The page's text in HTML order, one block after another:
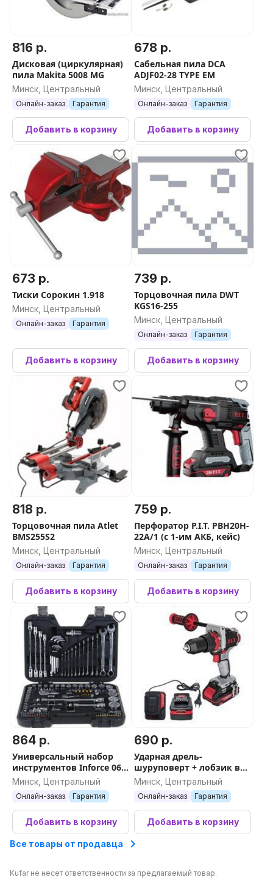
816 р.
Дисковая (циркулярная)
пила Makita 5008 MG
Минск, Центральный
Онлайн-заказ Гарантия
Добавить в корзину
678 р.
Сабельная пила DCA
ADJF02-28 TYPE EM
Минск, Центральный
Онлайн-заказ Гарантия
Добавить в корзину
673 р.
Тиски Сорокин 1.918
Минск, Центральный
Онлайн-заказ Гарантия
Добавить в корзину
739 р.
Торцовочная пила DWT
KGS16-255
Минск, Центральный
Онлайн-заказ Гарантия
Добавить в корзину
818 р.
Торцовочная пила Atlet
BMS255S2
Минск, Центральный
Онлайн-заказ Гарантия
Добавить в корзину
759 р.
Перфоратор P.I.T. PBH20H-
22A/1 (с 1-им АКБ, кейс)
Минск, Центральный
Онлайн-заказ Гарантия
Добавить в корзину
864 р.
Универсальный набор
инструментов Inforce 06-
07-14 (85 предметов)
Минск, Центральный
Онлайн-заказ Гарантия
Добавить в корзину
690 р.
Ударная дрель-
шуруповерт + лобзик в
подарок P.I.T. PSB20H-
13C/2 (с 2-мя АКБ, кейс) +
P.I.T. PST20H-
Минск, Центральный
Онлайн-заказ Гарантия
Добавить в корзину
Все товары от продавца
Kufar не несет ответственности за предлагаемый товар.